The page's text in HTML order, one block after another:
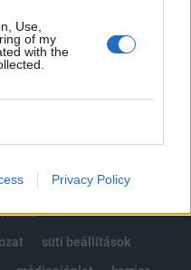
Use,
of my
with the
Privacy Policy
süti beállítások